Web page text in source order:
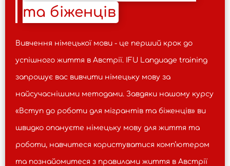
та біженців
Вивчення німецької мови - це перший крок до
успішного життя в Австрії. IFU Language training
запрошує вас вивчити німецьку мову за
найсучаснішими методами. Завдяки нашому курсу
«Вступ до роботи для мігрантів та біженців» ви
швидко опануєте німецьку мову для життя та
роботи, навчитеся користуватися комп’ютером
та познайомитеся з правилами життя в Австрії